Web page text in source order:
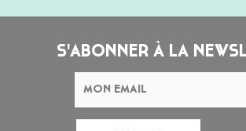
S'ABONNER À LA